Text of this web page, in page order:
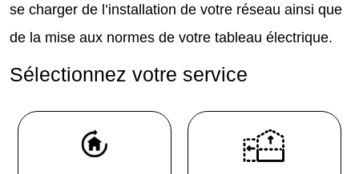
se charger de l’installation de votre réseau ainsi que
de la mise aux normes de votre tableau électrique.
Sélectionnez votre service